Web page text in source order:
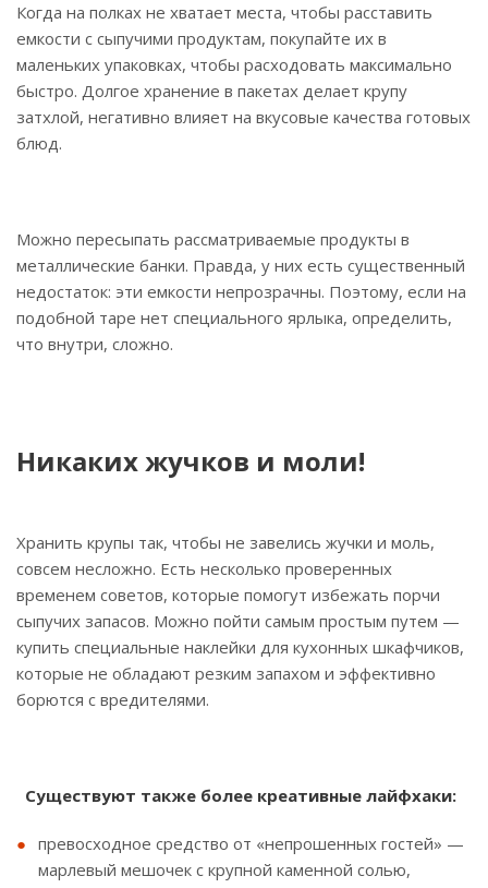
Когда на полках не хватает места, чтобы расставить
емкости с сыпучими продуктам, покупайте их в
маленьких упаковках, чтобы расходовать максимально
быстро. Долгое хранение в пакетах делает крупу
затхлой, негативно влияет на вкусовые качества готовых
блюд.
Можно пересыпать рассматриваемые продукты в
металлические банки. Правда, у них есть существенный
недостаток: эти емкости непрозрачны. Поэтому, если на
подобной таре нет специального ярлыка, определить,
что внутри, сложно.
Никаких жучков и моли!
Хранить крупы так, чтобы не завелись жучки и моль,
совсем несложно. Есть несколько проверенных
временем советов, которые помогут избежать порчи
сыпучих запасов. Можно пойти самым простым путем —
купить специальные наклейки для кухонных шкафчиков,
которые не обладают резким запахом и эффективно
борются с вредителями.
Существуют также более креативные лайфхаки:
превосходное средство от «непрошенных гостей» —
марлевый мешочек с крупной каменной солью,